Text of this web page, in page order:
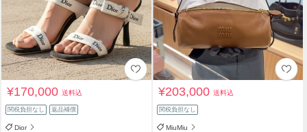
¥170,000送料込
関税負担なし 返品補償
Dior
¥203,000送料込
関税負担なし
MiuMiu